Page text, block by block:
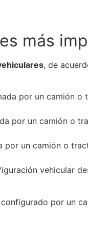
más
, de
por un camión o
por un camión o
por un camión o
vehicular
por un